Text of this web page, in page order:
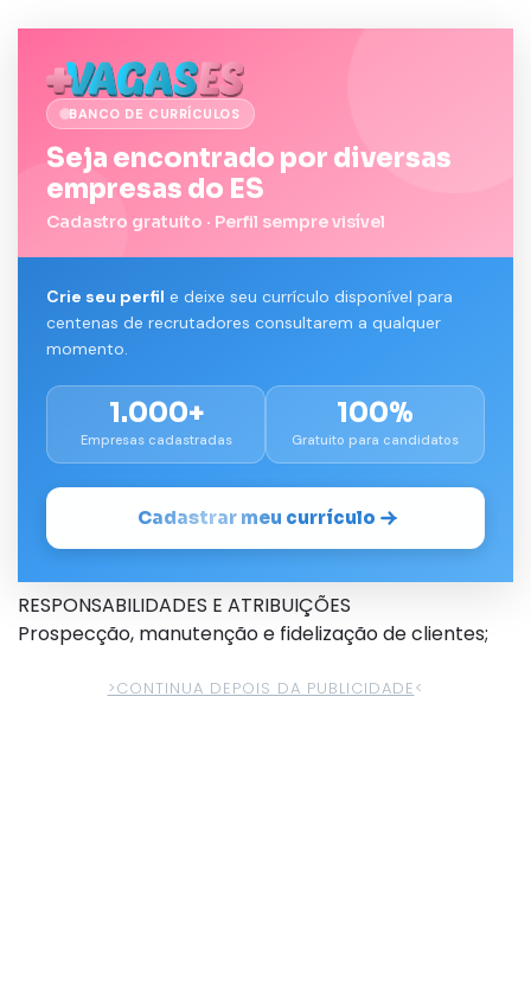
BANCO DE CURRÍCULOS
Seja encontrado por diversas
empresas do ES
Cadastro gratuito · Perfil sempre visível
Crie seu perfil e deixe seu currículo disponível para
centenas de recrutadores consultarem a qualquer
momento.
1.000+
Empresas cadastradas
100%
Gratuito para candidatos
Cadastrar meu currículo
RESPONSABILIDADES E ATRIBUIÇÕES
Prospecção, manutenção e fidelização de clientes;
>CONTINUA DEPOIS DA PUBLICIDADE<